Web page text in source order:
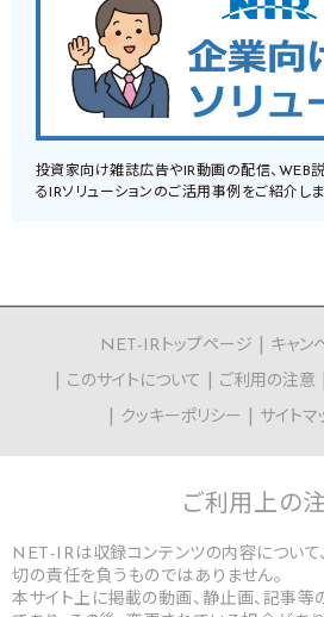
投資家向け雑誌広告やIR動画の配信、WEB
るIRソリューションのご活用事例をご紹介しま
NET-IRトップページ キャン
このサイトについて
ご利用の注意
クッキーポリシー
サイトマ
ご利用上の
NET-IRは収録コンテンツの内容について
切の責任を負うものではありません。
本サイト上に掲載の動画、静止画、記事等